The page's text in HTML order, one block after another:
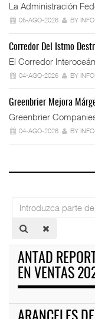
La Administración
05-AGO-2026 BY
Corredor Del Istmo
El Corredor
04-AGO-2026 BY
Greenbrier Mejora
Greenbrier
04-AGO-2026 BY
Introduzca
parte
del
ANTAD
EN VENTAS